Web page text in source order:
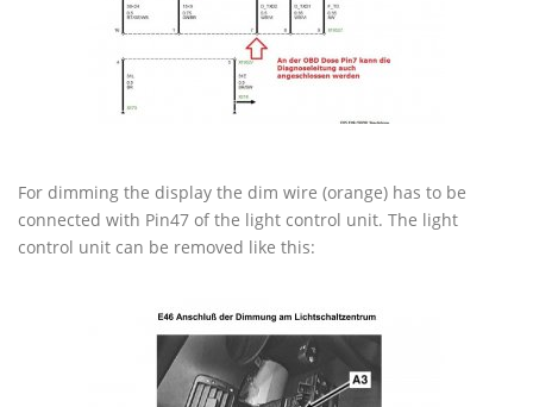
For dimming the display the dim wire (orange) has to be
connected with Pin47 of the light control unit. The light
control unit can be removed like this: